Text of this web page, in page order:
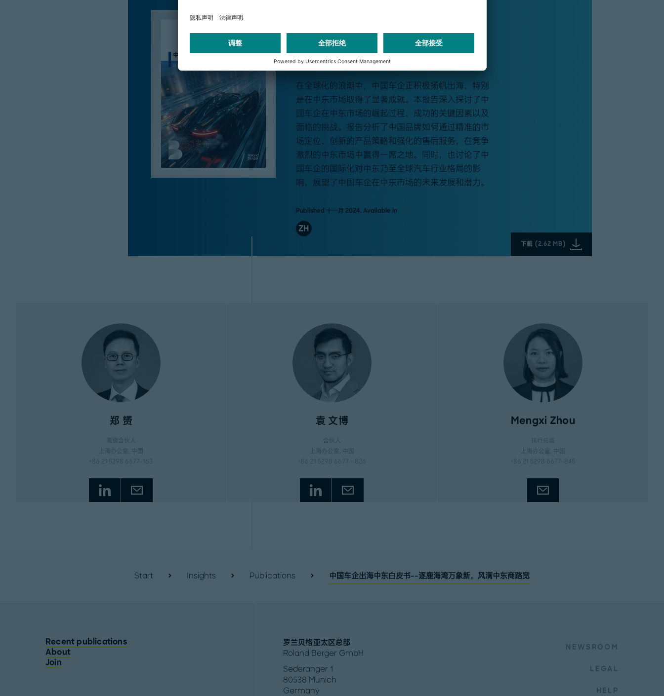
中国车企出海中东白皮书--逐鹿海湾万象新，
风满中东商路宽
在全球化的浪潮中，中国车企正积极扬帆出海，特别
是在中东市场取得了显著成就。本报告深入探讨了中
国车企在中东市场的崛起过程、成功的关键因素以及
面临的挑战。报告分析了中国品牌如何通过精准的市
场定位、创新的产品策略和强化的售后服务，在竞争
激烈的中东市场中赢得一席之地。同时，也讨论了中
国车企的国际化对中东乃至全球汽车行业格局的影
响，展望了中国车企在中东市场的未来发展和潜力。
Published 十一月 2024. Available in
ZH
下載 (2.62 MB)
郑 赟
高级合伙人
上海办公室
+86 21 5298 6677-163
袁 文博
合伙人
上海办公室
+86 21 5298 6677 - 826
Mengxi Zhou
执行总监
上海办公室
+86 21 5298 6677-845
Start Insights Publications 中国车企出海中东白皮书--逐鹿海湾万象新，风满中东商路宽
Recent publications
About
Join
罗兰贝格亚太区总部
Roland Berger GmbH
Sederanger 1
80538 Munich
Germany
NEWSROOM
LEGAL
HELP